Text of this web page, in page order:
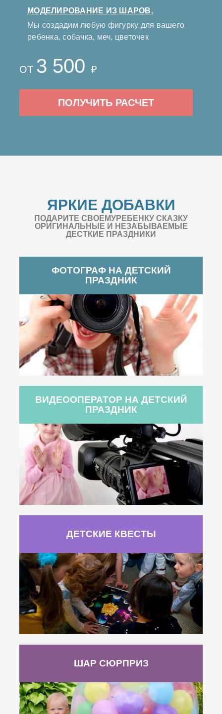
МОДЕЛИРОВАНИЕ ИЗ ШАРОВ.
Мы создадим любую фигурку для вашего
ребенка, собачка, меч, цветочек
ОТ 3 500 ₽
ПОЛУЧИТЬ РАСЧЕТ
ЯРКИЕ ДОБАВКИ
ПОДАРИТЕ СВОЕМУРЕБЕНКУ СКАЗКУ
ОРИГИНАЛЬНЫЕ И НЕЗАБЫВАЕМЫЕ
ДЕСТКИЕ ПРАЗДНИКИ
ФОТОГРАФ НА ДЕТСКИЙ
ПРАЗДНИК
ВИДЕООПЕРАТОР НА ДЕТСКИЙ
ПРАЗДНИК
ДЕТСКИЕ КВЕСТЫ
ШАР СЮРПРИЗ